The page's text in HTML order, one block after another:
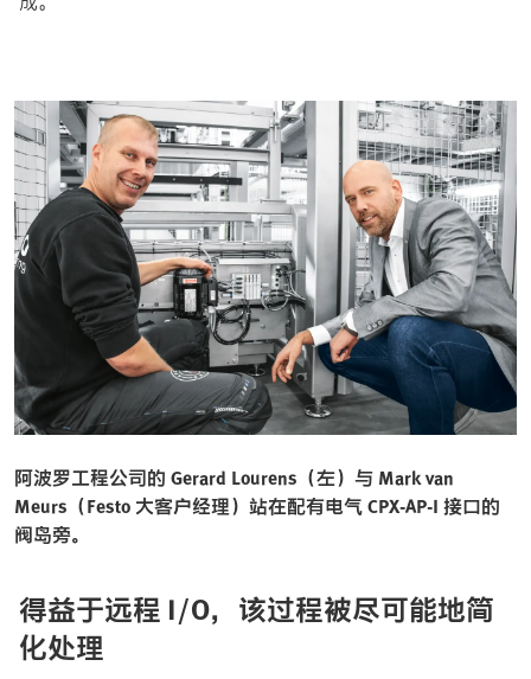
阿波罗工程公司的 Gerard Lourens（左）与 Mark van
Meurs（Festo 大客户经理）站在配有电气 CPX-AP-I 接口的
阀岛旁。
得益于远程 I/O，该过程被尽可能地简
化处理